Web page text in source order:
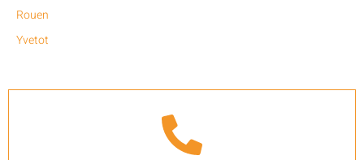
Rouen
Yvetot